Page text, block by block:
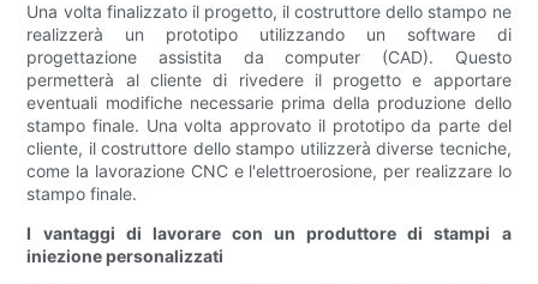
Una volta finalizzato il progetto, il costruttore dello stampo ne
realizzerà un prototipo utilizzando un software di
progettazione assistita da computer (CAD). Questo
permetterà al cliente di rivedere il progetto e apportare
eventuali modifiche necessarie prima della produzione dello
stampo finale. Una volta approvato il prototipo da parte del
cliente, il costruttore dello stampo utilizzerà diverse tecniche,
come la lavorazione CNC e l'elettroerosione, per realizzare lo
stampo finale.
I vantaggi di lavorare con un produttore di stampi a
iniezione personalizzati